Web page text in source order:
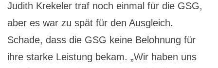
Judith Krekeler traf noch einmal für die GSG,
aber es war zu spät für den Ausgleich.
Schade, dass die GSG keine Belohnung für
ihre starke Leistung bekam. „Wir haben uns